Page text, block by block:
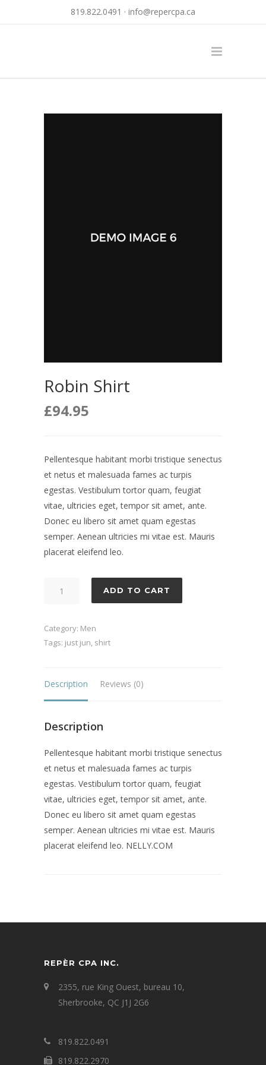
819.822.0491 · info@repercpa.ca
Robin Shirt
£94.95
Pellentesque habitant morbi tristique senectus
et netus et malesuada fames ac turpis
egestas. Vestibulum tortor quam, feugiat
vitae, ultricies eget, tempor sit amet, ante.
Donec eu libero sit amet quam egestas
semper. Aenean ultricies mi vitae est. Mauris
placerat eleifend leo.
ADD TO CART
Category: Men
Tags: just jun, shirt
Description Reviews (0)
Description
Pellentesque habitant morbi tristique senectus
et netus et malesuada fames ac turpis
egestas. Vestibulum tortor quam, feugiat
vitae, ultricies eget, tempor sit amet, ante.
Donec eu libero sit amet quam egestas
semper. Aenean ultricies mi vitae est. Mauris
placerat eleifend leo. NELLY.COM
REPÈR CPA INC.
2355, rue King Ouest, bureau 10,
Sherbrooke, QC J1J 2G6
819.822.0491
819.822.2970